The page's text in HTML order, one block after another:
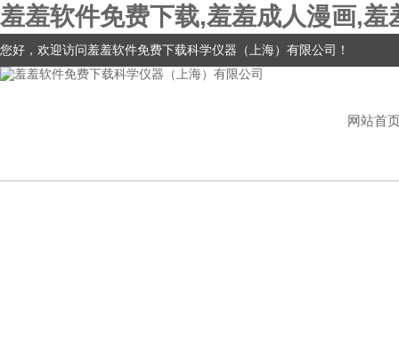
羞羞软件免费下载,羞羞成人漫画,
您好，欢迎访问羞羞软件免费下载科学仪器（上海）有限公司！
网站首